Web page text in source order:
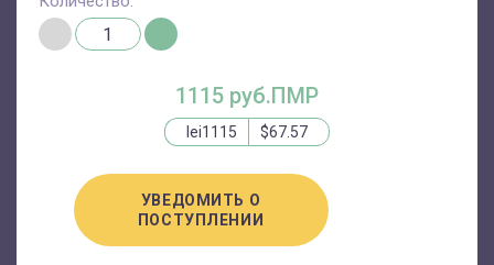
1115 руб.ПМР
lei1115 $67.57
УВЕДОМИТЬ О
ПОСТУПЛЕНИИ